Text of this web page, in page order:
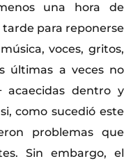
una hora de
para reponerse
voces, gritos,
últimas a veces no
acaecidas dentro y
como sucedió este
problemas que
Sin embargo, el